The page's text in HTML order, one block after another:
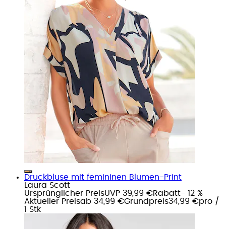
Druckbluse mit femininen Blumen-Print
Laura Scott
Ursprünglicher PreisUVP 39,99 €Rabatt- 12 %
Aktueller Preisab 34,99 €Grundpreis34,99 €pro /
1 Stk